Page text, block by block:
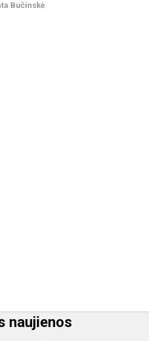
Bučinskė
naujienos